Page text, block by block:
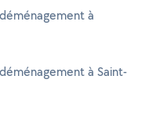
à
à Saint-